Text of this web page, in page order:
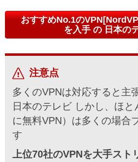
おすすめNo.1の
を入手 の 日本の
注意点
多くのVPNは対応すると主
日本のテレビ しかし、ほと
に無料VPN）は多くの場合
す
上位70社のVPNを大手スト